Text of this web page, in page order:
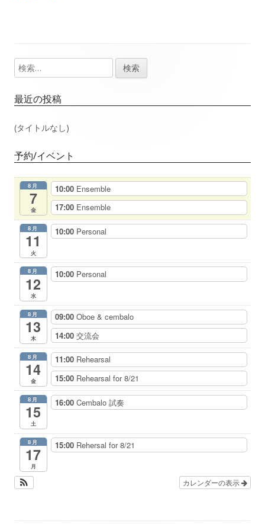
ゲ
ー
ン
メ
イ
ン
バ
検
索:
最近の投稿
(タイトルなし)
予約/イベント
8月
7
金
10:00 Ensemble
17:00 Ensemble
8月
11
火
10:00 Personal
8月
12
水
10:00 Personal
8月
13
木
09:00 Oboe & cembalo
14:00 交流会
8月
14
金
11:00 Rehearsal
15:00 Rehearsal for 8/21
8月
15
土
16:00 Cembalo 試奏
8月
17
月
15:00 Rehersal for 8/21
カレンダーの表示